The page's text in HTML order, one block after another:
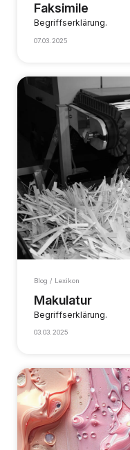
Faksimile
Begriffserklärung.
07.03.2025
Blog / Lexikon
Makulatur
Begriffserklärung.
03.03.2025